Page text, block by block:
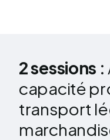
2 sessions :
capacité
transport